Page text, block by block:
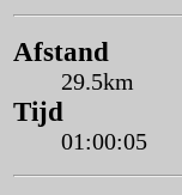
Afstand
29.5km
Tijd
01:00:05